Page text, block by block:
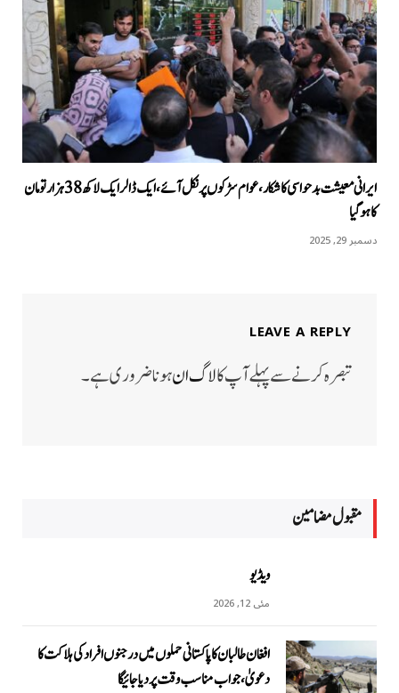
ایرانی معیشت بدحواسی کا شکار، عوام سڑکوں پر نکل آئے، ایک ڈالر ایک لاکھ 38 ہزار تومان
کا ہوگیا
دسمبر 29, 2025
LEAVE A REPLY
تبصرہ کرنے سے پہلے آپ کالاگ انہونا ضروری ہے۔
مقبول مضامين
ویڈیو
مئی 12, 2026
افغان طالبان کا پاکستانی حملوں میں درجنوں افراد کی ہلاکت کا
دعویٰ، جواب مناسب وقت پر دیا جائیگا